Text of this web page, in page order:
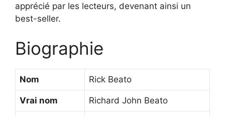
apprécié par les lecteurs, devenant ainsi un
best-seller.
Biographie
Nom Rick Beato
Vrai nom Richard John Beato